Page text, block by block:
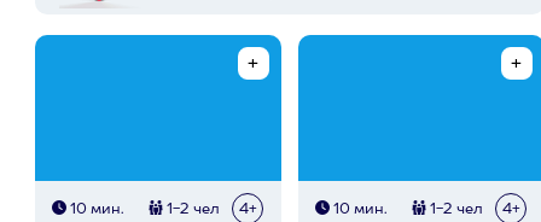
10 мин. 1-2 чел 4+ 10 мин. 1-2 чел 4+